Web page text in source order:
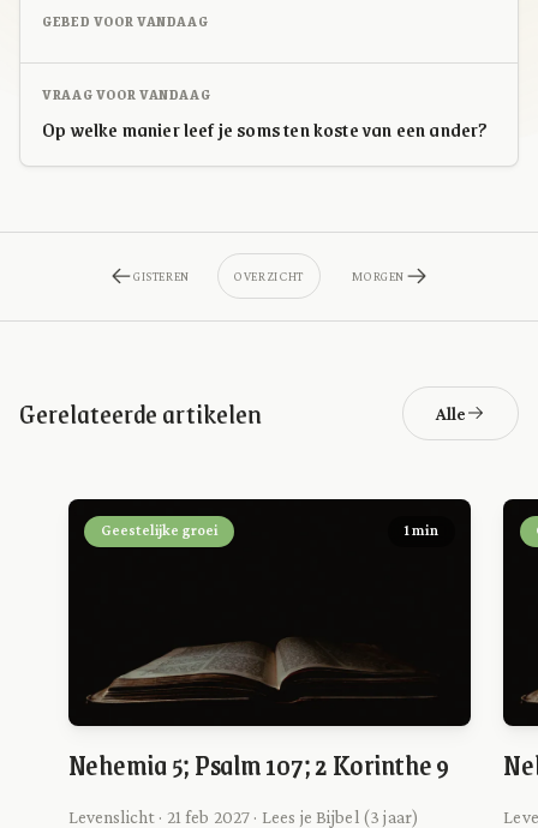
GEBED VOOR VANDAAG
VRAAG VOOR VANDAAG
Op welke manier leef je soms ten koste van een ander?
GISTEREN OVERZICHT MORGEN
Gerelateerde artikelen Alle
Geestelijke groei 1 min
Nehemia 5; Psalm 107; 2 Korinthe 9
Levenslicht · 21 feb 2027 · Lees je Bijbel (3 jaar)